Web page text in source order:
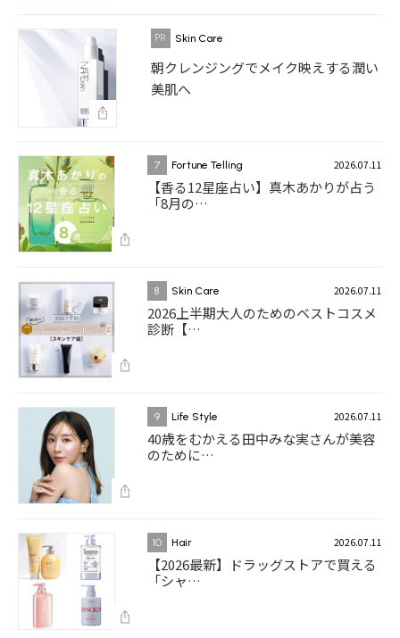
Skin Care
朝クレンジングでメイク映えする潤い
美肌へ
7 Fortune Telling 2026.07.11
【香る12星座占い】真木あかりが占う
「8月の…
8 Skin Care 2026.07.11
2026上半期大人のためのベストコスメ
診断【…
9 Life Style 2026.07.11
40歳をむかえる田中みな実さんが美容
のために…
10 Hair 2026.07.11
【2026最新】ドラッグストアで買える
「シャ…